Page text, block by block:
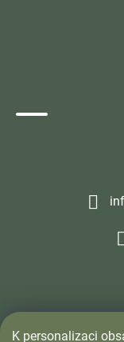
K personalizaci